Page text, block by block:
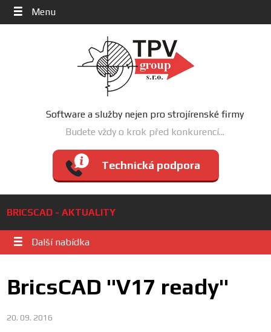
Menu
Software a služby nejen pro strojírenské firmy
Budete vždy o krok před konkurencí...
Technická podpora
BRICSCAD - AKTUALITY
Další nabídka
BricsCAD ''V17 ready''
20. 09. 2016